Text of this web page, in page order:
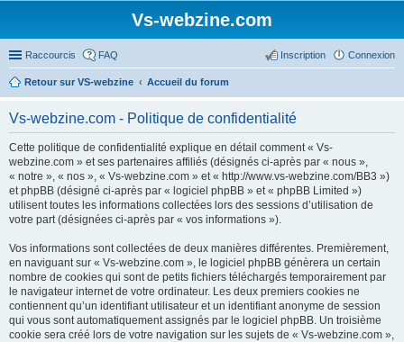
Vs-webzine.com
Raccourcis FAQ Connexion
Inscription
Retour sur VS-webzine Accueil du forum
Vs-webzine.com - Politique de confidentialité
Cette politique de confidentialité explique en détail comment « Vs-
webzine.com » et ses partenaires affiliés (désignés ci-après par « nous »,
« notre », « nos », « Vs-webzine.com » et « http://www.vs-webzine.com/BB3 »)
et phpBB (désigné ci-après par « logiciel phpBB » et « phpBB Limited »)
utilisent toutes les informations collectées lors des sessions d’utilisation de
votre part (désignées ci-après par « vos informations »).
Vos informations sont collectées de deux manières différentes. Premièrement,
en naviguant sur « Vs-webzine.com », le logiciel phpBB génèrera un certain
nombre de cookies qui sont de petits fichiers téléchargés temporairement par
le navigateur internet de votre ordinateur. Les deux premiers cookies ne
contiennent qu’un identifiant utilisateur et un identifiant anonyme de session
qui vous sont automatiquement assignés par le logiciel phpBB. Un troisième
cookie sera créé lors de votre navigation sur les sujets de « Vs-webzine.com »,